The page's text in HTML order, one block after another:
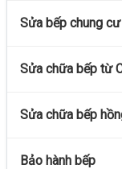
Sửa bếp chung cư
Sửa chữa bếp từ
Sửa chữa bếp
Bảo hành bếp